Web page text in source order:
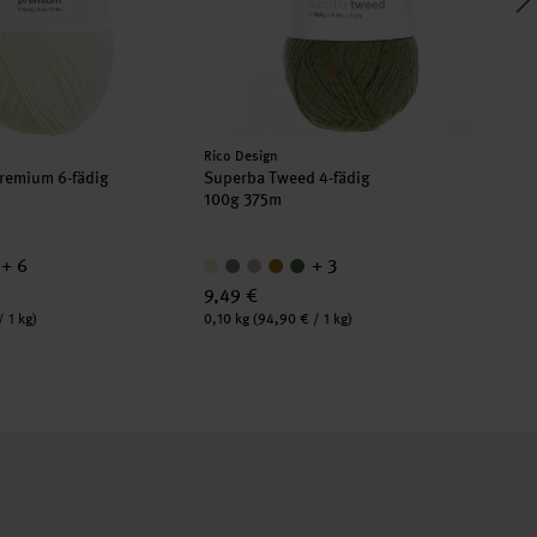
6-fädig
+ 6
1 kg)
Hersteller:
Rico Design
Superba Tweed 4-fädig
100g 375m
+ 3
9,49 €
Inhalt:
0,10 kg (94,90 € / 1 kg)